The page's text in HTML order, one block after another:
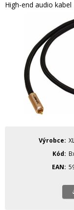
High-end audio kabel
Výrobce
Kód
EAN